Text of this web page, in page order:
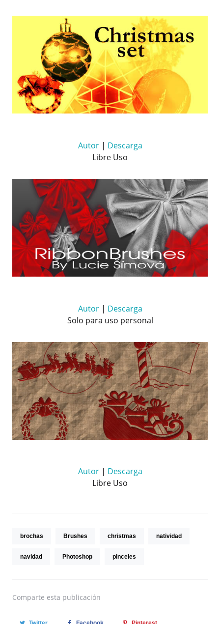
Autor| Descarga
Libre Uso
Autor| Descarga
Solo para uso personal
Autor| Descarga
Libre Uso
brochas Brushes christmas natividad
navidad Photoshop pinceles
Comparte esta publicación